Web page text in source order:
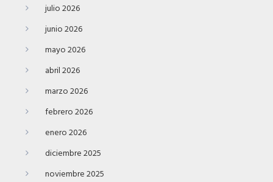
julio 2026
junio 2026
mayo 2026
abril 2026
marzo 2026
febrero 2026
enero 2026
diciembre 2025
noviembre 2025